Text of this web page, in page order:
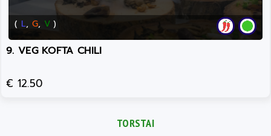
( L, G, V )
9. VEG KOFTA CHILI
€ 12.50
TORSTAI